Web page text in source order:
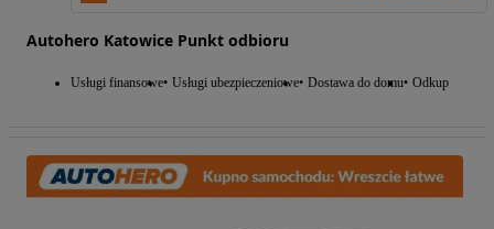
Autohero Katowice Punkt odbioru
Usługi finansowe Usługi ubezpieczeniowe Dostawa do domu Odkup